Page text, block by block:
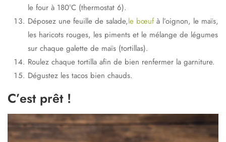
le four à 180°C (thermostat 6).
Déposez une feuille de salade,le bœufà l’oignon, le maïs,
les haricots rouges, les piments et le mélange de légumes
sur chaque galette de maïs (tortillas).
Roulez chaque tortilla afin de bien renfermer la garniture.
Dégustez les tacos bien chauds.
C’est prêt !